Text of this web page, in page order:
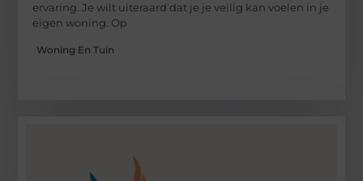
ervaring. Je wilt uiteraard dat je je veilig kan voelen in je
eigen woning. Op
Woning En Tuin